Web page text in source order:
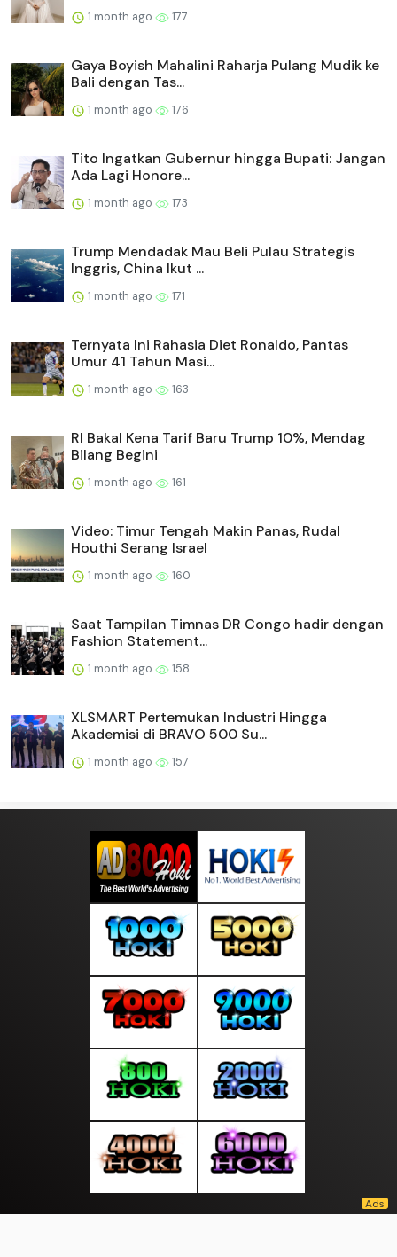
1 month ago 177
Gaya Boyish Mahalini Raharja Pulang Mudik ke
Bali dengan Tas...
1 month ago 176
Tito Ingatkan Gubernur hingga Bupati: Jangan
Ada Lagi Honore...
1 month ago 173
Trump Mendadak Mau Beli Pulau Strategis
Inggris, China Ikut ...
1 month ago 171
Ternyata Ini Rahasia Diet Ronaldo, Pantas
Umur 41 Tahun Masi...
1 month ago 163
RI Bakal Kena Tarif Baru Trump 10%, Mendag
Bilang Begini
1 month ago 161
Video: Timur Tengah Makin Panas, Rudal
Houthi Serang Israel
1 month ago 160
Saat Tampilan Timnas DR Congo hadir dengan
Fashion Statement...
1 month ago 158
XLSMART Pertemukan Industri Hingga
Akademisi di BRAVO 500 Su...
1 month ago 157